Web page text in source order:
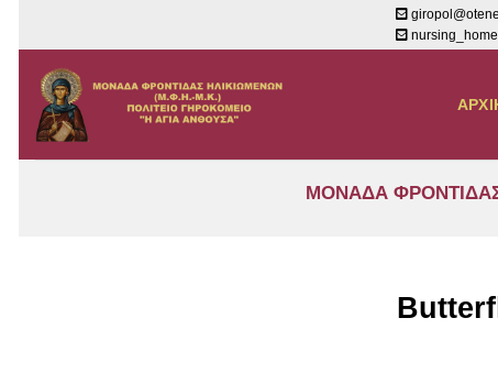
περιεχόμενο
ΜΟΝΑΔΑ